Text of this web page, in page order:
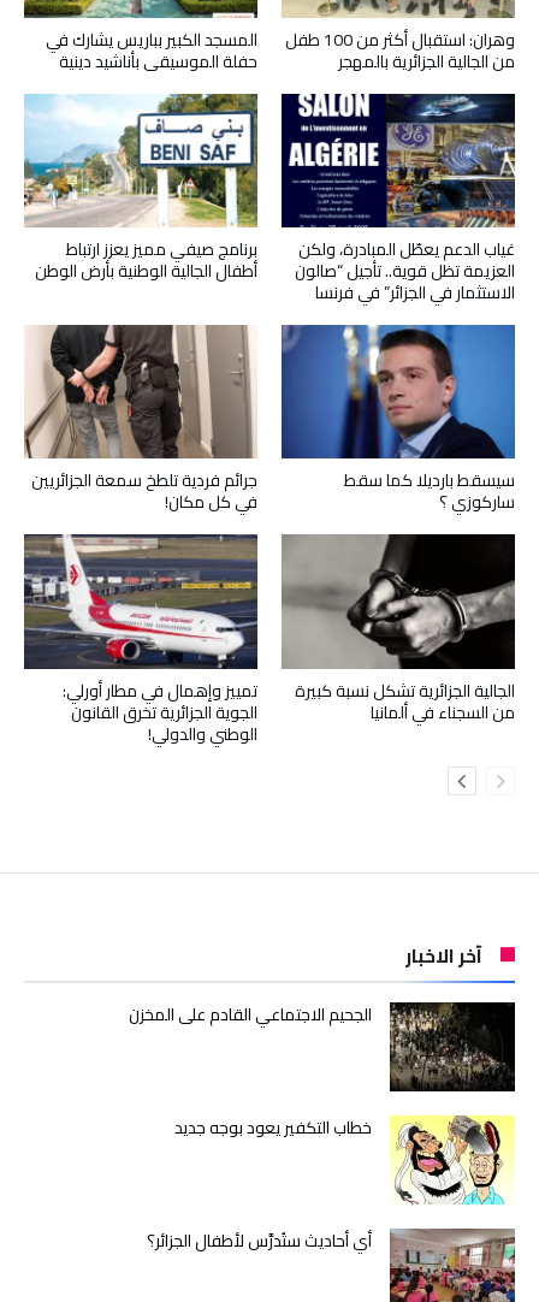
المسجد الكبير بباريس يشارك في
حفلة الموسيقى بأناشيد دينية
وهران: استقبال أكثر من 100 طفل
من الجالية الجزائرية بالمهجر
برنامج صيفي مميز يعزز ارتباط
أطفال الجالية الوطنية بأرض الوطن
غياب الدعم يعطّل المبادرة، ولكن
العزيمة تظل قوية.. تأجيل “صالون
الاستثمار في الجزائر” في فرنسا
جرائم فردية تلطخ سمعة الجزائريين
في كل مكان!
سيسقط بارديلا كما سقط
ساركوزي ؟
تمييز وإهمال في مطار أورلي:
الجوية الجزائرية تخرق القانون
الوطني والدولي!
الجالية الجزائرية تشكل نسبة كبيرة
من السجناء في ألمانيا
آخر الاخبار
الجحيم الاجتماعي القادم على المخزن
خطاب التكفير يعود بوجه جديد
أي أحاديث ستُدرَّس لأطفال الجزائر؟